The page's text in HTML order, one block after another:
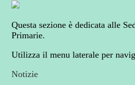
Questa sezione è dedicata alle
Primarie.
Utilizza il menu laterale per
Notizie